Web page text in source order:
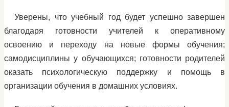
Уверены, что учебный год будет успешно завершен
благодаря готовности учителей к оперативному
освоению и переходу на новые формы обучения;
самодисциплины у обучающихся; готовности родителей
оказать психологическую поддержку и помощь в
организации обучения в домашних условиях.